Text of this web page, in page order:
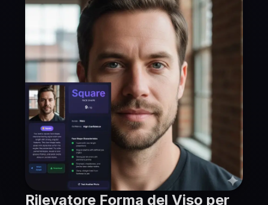
Rilevatore Forma del Viso per